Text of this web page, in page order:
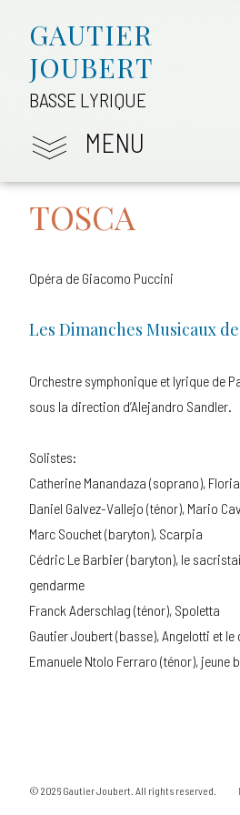
GAUTIER
JOUBERT
BASSE LYRIQUE
MENU
TOSCA
Opéra de Giacomo Puccini
Les Dimanches Musicaux
Orchestre symphonique et lyrique de
sous la direction d’Alejandro Sandler.
Solistes:
Catherine Manandaza (soprano),
Daniel Galvez-Vallejo (ténor), Mario
Marc Souchet (baryton), Scarpia
Cédric Le Barbier (baryton), le
gendarme
Franck Aderschlag (ténor), Spoletta
Gautier Joubert (basse), Angelotti et le
Emanuele Ntolo Ferraro (ténor), jeune
© 2026 Gautier Joubert. All rights reserved.